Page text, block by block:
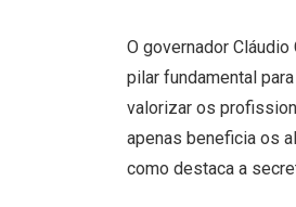
O governador
pilar fundamental
valorizar os
apenas beneficia os
como destaca a